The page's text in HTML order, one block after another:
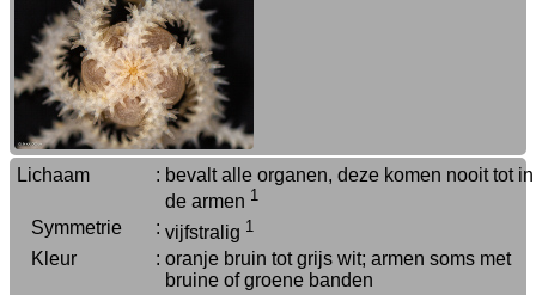
Lichaam : bevalt alle organen, deze komen nooit tot in
de armen 1
Symmetrie : vijfstralig 1
Kleur : oranje bruin tot grijs wit; armen soms met
bruine of groene banden